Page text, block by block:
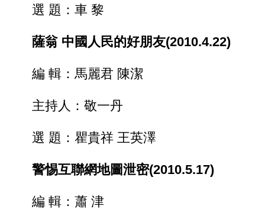
選 題：車 黎
薩翁 中國人民的好朋友(2010.4.22)
編 輯：馬麗君 陳潔
主持人：敬一丹
選 題：瞿貴祥 王英澤
警惕互聯網地圖泄密(2010.5.17)
編 輯：蕭 津